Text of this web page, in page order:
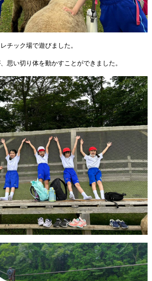
チック場で遊びました。
思い切り体を動かすことができました。